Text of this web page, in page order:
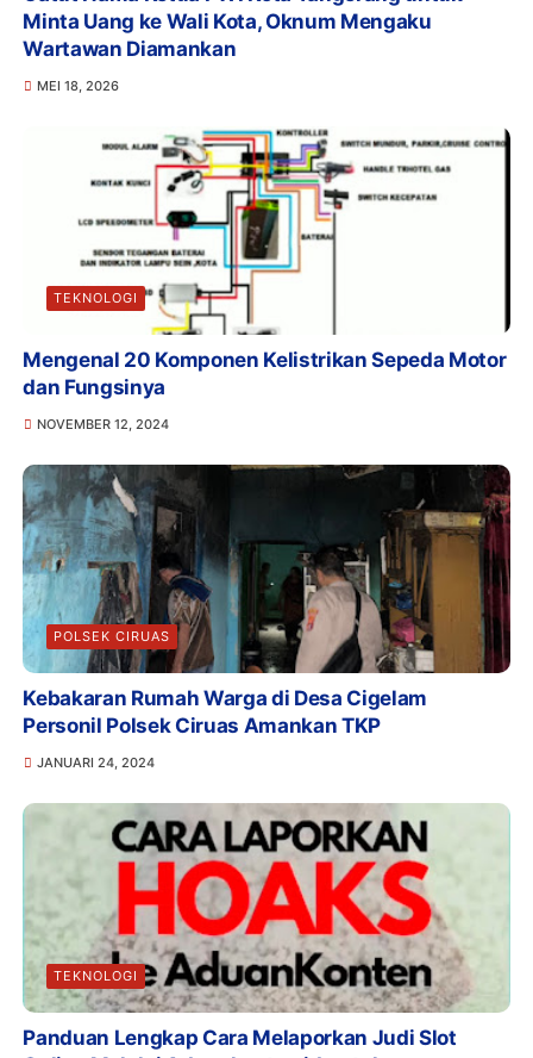
Minta Uang ke Wali Kota, Oknum Mengaku
Wartawan Diamankan
MEI 18, 2026
TEKNOLOGI
Mengenal 20 Komponen Kelistrikan Sepeda Motor
dan Fungsinya
NOVEMBER 12, 2024
POLSEK CIRUAS
Kebakaran Rumah Warga di Desa Cigelam
Personil Polsek Ciruas Amankan TKP
JANUARI 24, 2024
TEKNOLOGI
Panduan Lengkap Cara Melaporkan Judi Slot